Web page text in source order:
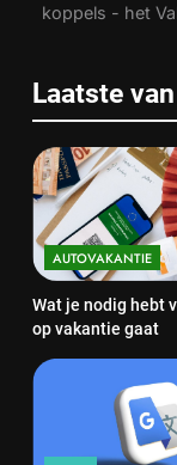
koppels - het
Laatste
AUTOVAKANTIE
Wat je nodig hebt
op vakantie gaat